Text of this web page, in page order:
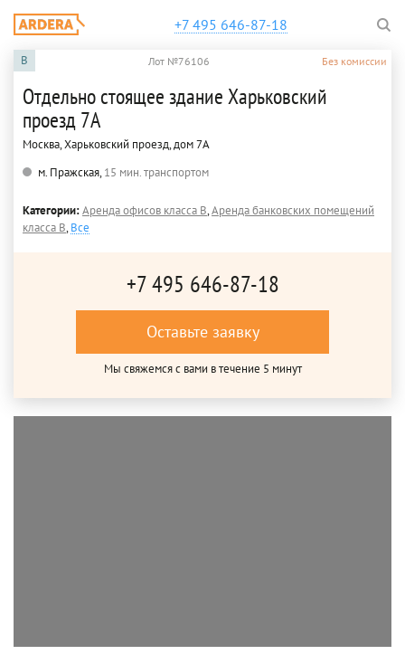
+7 495 646-87-18
B Лот №76106 Без комиссии
Отдельно стоящее здание Харьковский
проезд 7А
Москва, Харьковский проезд, дом 7А
м. Пражская,15 мин. транспортом
Категории:Аренда офисов класса B,Аренда банковских помещений
класса B,Все
+7 495 646-87-18
Оставьте заявку
Мы свяжемся с вами в течение 5 минут